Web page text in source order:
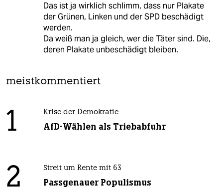
Das ist ja wirklich schlimm, dass nur Plakate
der Grünen, Linken und der SPD beschädigt
werden.
Da weiß man ja gleich, wer die Täter sind. Die,
deren Plakate unbeschädigt bleiben.
meistkommentiert
1 Krise der Demokratie
AfD-Wählen als Triebabfuhr
2 Streit um Rente mit 63
Passgenauer Populismus